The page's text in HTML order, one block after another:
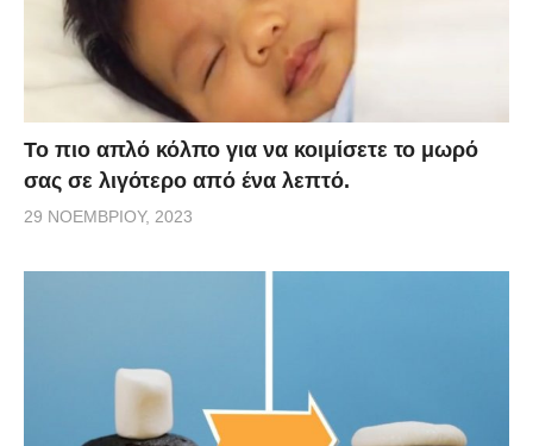
Το πιο απλό κόλπο για να κοιμίσετε το μωρό
σας σε λιγότερο από ένα λεπτό.
29 ΝΟΕΜΒΡΊΟΥ, 2023